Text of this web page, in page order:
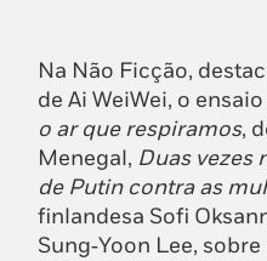
Na Não Ficção,
de Ai WeiWei, o
o ar que respiramos,
Menegal, Duas vezes
de Putin contra as
finlandesa Sofi
Sung‑Yoon Lee,